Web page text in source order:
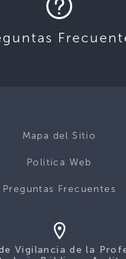
Mapa del Sitio
Politica Web
Preguntas Frecuentes
Vigilancia de la